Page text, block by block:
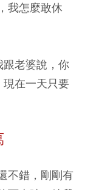
我怎麼敢休
跟老婆說，你
在一天只要
不錯，剛剛有